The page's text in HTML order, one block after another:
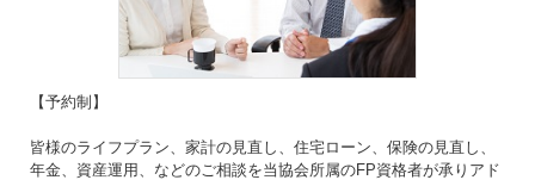
【予約制】
皆様のライフプラン、家計の見直し、住宅ローン、保険の見直し、
年金、資産運用、などのご相談を当協会所属のFP資格者が承りアド